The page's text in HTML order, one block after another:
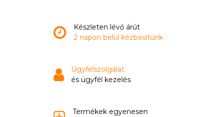
Készleten lévő árút
2 napon belül kézbesítünk
Ügyfélszolgálat
és ügyfél kezelés
Termékek egyenesen